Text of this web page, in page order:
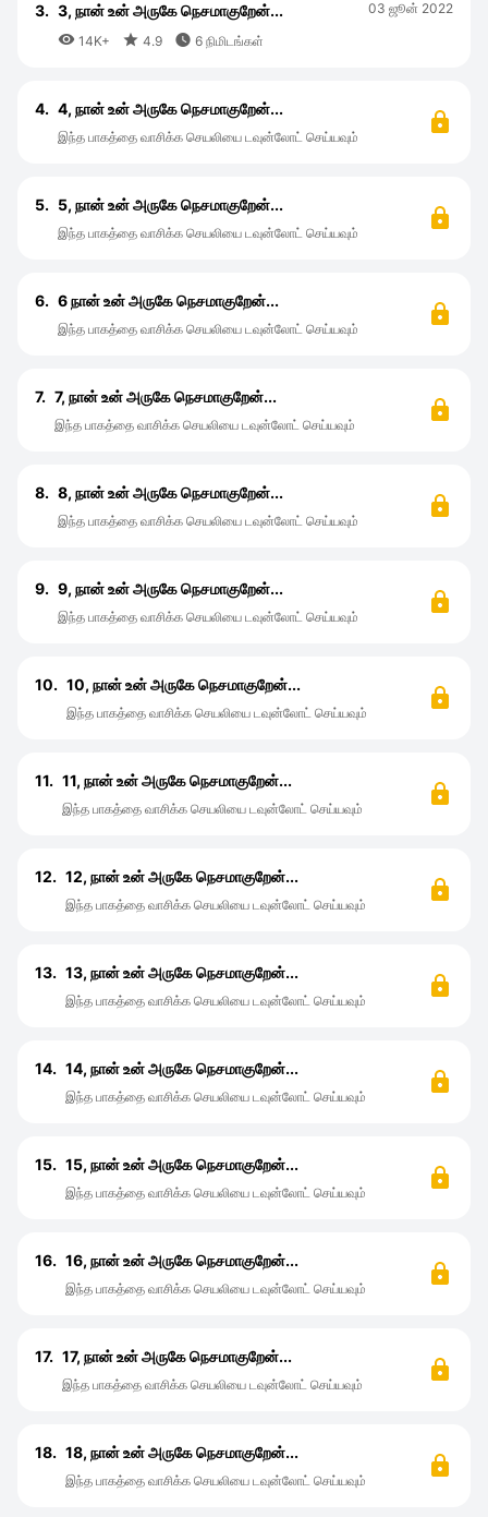
3. 3, நான் உன் அருகே நெசமாகுறேன்...
 14K+  4.9  6 நிமிடங்கள்
03 ஜூன் 2022
4. 4, நான் உன் அருகே நெசமாகுறேன்...
இந்த பாகத்தை வாசிக்க செயலியை டவுன்லோட் செய்யவும்
5. 5, நான் உன் அருகே நெசமாகுறேன்...
இந்த பாகத்தை வாசிக்க செயலியை டவுன்லோட் செய்யவும்
6. 6 நான் உன் அருகே நெசமாகுறேன்...
இந்த பாகத்தை வாசிக்க செயலியை டவுன்லோட் செய்யவும்
7. 7, நான் உன் அருகே நெசமாகுறேன்...
இந்த பாகத்தை வாசிக்க செயலியை டவுன்லோட் செய்யவும்
8. 8, நான் உன் அருகே நெசமாகுறேன்...
இந்த பாகத்தை வாசிக்க செயலியை டவுன்லோட் செய்யவும்
9. 9, நான் உன் அருகே நெசமாகுறேன்...
இந்த பாகத்தை வாசிக்க செயலியை டவுன்லோட் செய்யவும்
10. 10, நான் உன் அருகே நெசமாகுறேன்...
இந்த பாகத்தை வாசிக்க செயலியை டவுன்லோட் செய்யவும்
11. 11, நான் உன் அருகே நெசமாகுறேன்...
இந்த பாகத்தை வாசிக்க செயலியை டவுன்லோட் செய்யவும்
12. 12, நான் உன் அருகே நெசமாகுறேன்...
இந்த பாகத்தை வாசிக்க செயலியை டவுன்லோட் செய்யவும்
13. 13, நான் உன் அருகே நெசமாகுறேன்...
இந்த பாகத்தை வாசிக்க செயலியை டவுன்லோட் செய்யவும்
14. 14, நான் உன் அருகே நெசமாகுறேன்...
இந்த பாகத்தை வாசிக்க செயலியை டவுன்லோட் செய்யவும்
15. 15, நான் உன் அருகே நெசமாகுறேன்...
இந்த பாகத்தை வாசிக்க செயலியை டவுன்லோட் செய்யவும்
16. 16, நான் உன் அருகே நெசமாகுறேன்...
இந்த பாகத்தை வாசிக்க செயலியை டவுன்லோட் செய்யவும்
17. 17, நான் உன் அருகே நெசமாகுறேன்...
இந்த பாகத்தை வாசிக்க செயலியை டவுன்லோட் செய்யவும்
18. 18, நான் உன் அருகே நெசமாகுறேன்...
இந்த பாகத்தை வாசிக்க செயலியை டவுன்லோட் செய்யவும்